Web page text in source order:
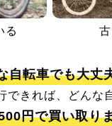
る
自転車でも大丈
できれば、どんな
円で買い取り